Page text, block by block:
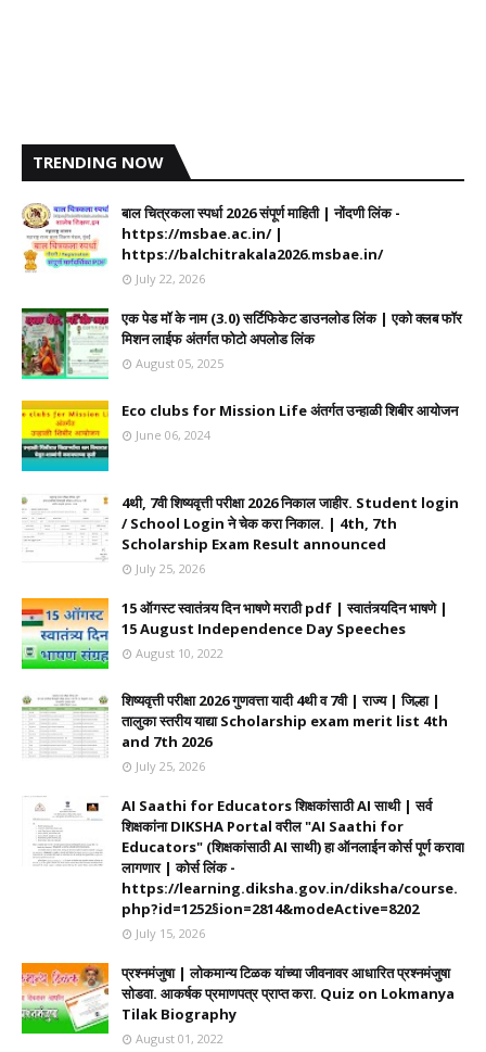
TRENDING NOW
बाल चित्रकला स्पर्धा 2026 संपूर्ण माहिती | नोंदणी लिंक -
https://msbae.ac.in/ |
https://balchitrakala2026.msbae.in/
July 22, 2026
एक पेड मॉ के नाम (3.0) सर्टिफिकेट डाउनलोड लिंक | एको क्लब फॉर
मिशन लाईफ अंतर्गत फोटो अपलोड लिंक
August 05, 2025
Eco clubs for Mission Life अंतर्गत उन्हाळी शिबीर आयोजन
June 06, 2024
4थी, 7वी शिष्यवृत्ती परीक्षा 2026 निकाल जाहीर. Student login
/ School Login ने चेक करा निकाल. | 4th, 7th
Scholarship Exam Result announced
July 25, 2026
15 ऑगस्ट स्वातंत्र्य दिन भाषणे मराठी pdf | स्वातंत्र्यदिन भाषणे |
15 August Independence Day Speeches
August 10, 2022
शिष्यवृत्ती परीक्षा 2026 गुणवत्ता यादी 4थी व 7वी | राज्य | जिल्हा |
तालुका स्तरीय याद्या Scholarship exam merit list 4th
and 7th 2026
July 25, 2026
AI Saathi for Educators शिक्षकांसाठी AI साथी | सर्व
शिक्षकांना DIKSHA Portal वरील "AI Saathi for
Educators" (शिक्षकांसाठी AI साथी) हा ऑनलाईन कोर्स पूर्ण करावा
लागणार | कोर्स लिंक -
https://learning.diksha.gov.in/diksha/course.
php?id=1252§ion=2814&modeActive=8202
July 15, 2026
प्रश्नमंजुषा | लोकमान्य टिळक यांच्या जीवनावर आधारित प्रश्नमंजुषा
सोडवा. आकर्षक प्रमाणपत्र प्राप्त करा. Quiz on Lokmanya
Tilak Biography
August 01, 2022